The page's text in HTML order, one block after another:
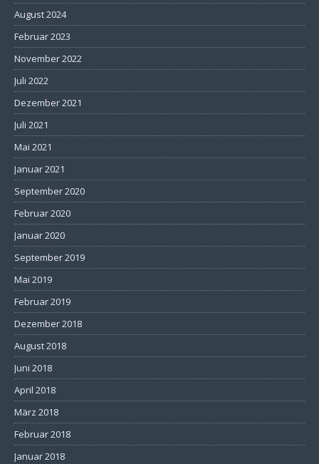
August 2024
Februar 2023
November 2022
Juli 2022
Dezember 2021
Juli 2021
Mai 2021
Januar 2021
September 2020
Februar 2020
Januar 2020
September 2019
Mai 2019
Februar 2019
Dezember 2018
August 2018
Juni 2018
April 2018
März 2018
Februar 2018
Januar 2018